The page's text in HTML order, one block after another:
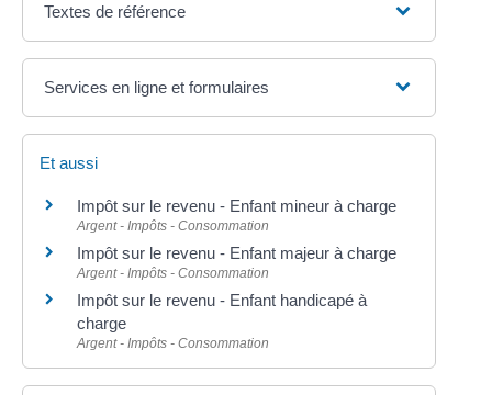
Textes de référence
Services en ligne et formulaires
Et aussi
Impôt sur le revenu - Enfant mineur à charge
Argent - Impôts - Consommation
Impôt sur le revenu - Enfant majeur à charge
Argent - Impôts - Consommation
Impôt sur le revenu - Enfant handicapé à
charge
Argent - Impôts - Consommation